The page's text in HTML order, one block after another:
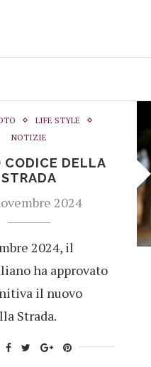
LIFE STYLE
NOTIZIE
CODICE DELLA
STRADA
2024
2024, il
ha approvato
il nuovo
Strada.